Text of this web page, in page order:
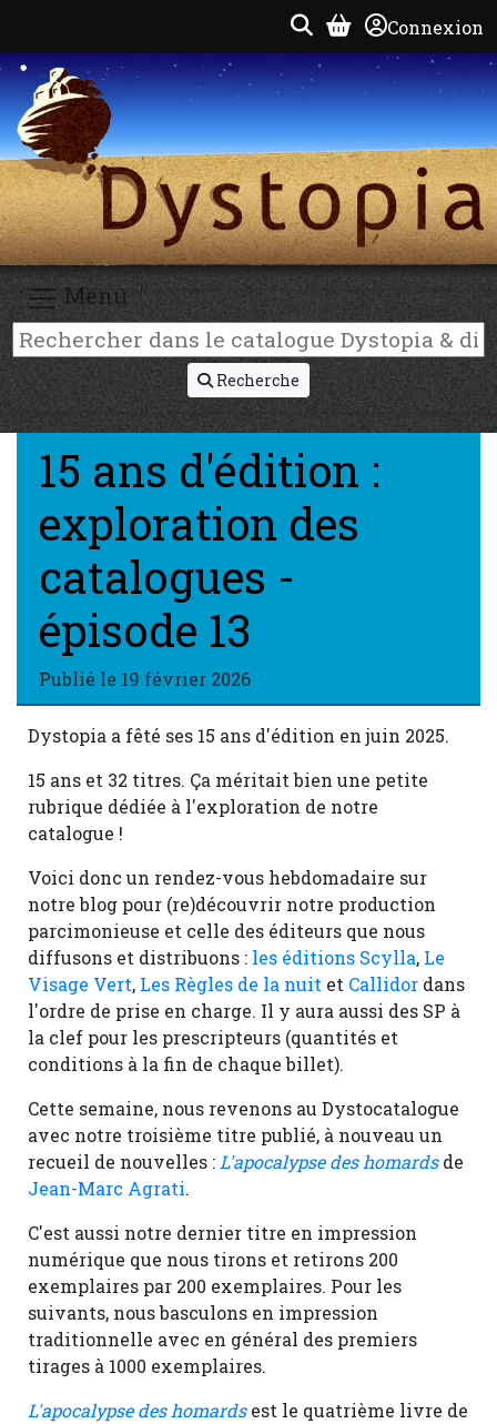
Connexion
Menu
Recherche
15 ans d'édition :
exploration des
catalogues -
épisode 13
Publié le 19 février 2026
Dystopia a fêté ses 15 ans d'édition en juin 2025.
15 ans et 32 titres. Ça méritait bien une petite
rubrique dédiée à l'exploration de notre
catalogue !
Voici donc un rendez-vous hebdomadaire sur
notre blog pour (re)découvrir notre production
parcimonieuse et celle des éditeurs que nous
diffusons et distribuons : les éditions Scylla, Le
Visage Vert, Les Règles de la nuit et Callidor dans
l'ordre de prise en charge. Il y aura aussi des SP à
la clef pour les prescripteurs (quantités et
conditions à la fin de chaque billet).
Cette semaine, nous revenons au Dystocatalogue
avec notre troisième titre publié, à nouveau un
recueil de nouvelles :L'apocalypse des homardsde
Jean-Marc Agrati.
C'est aussi notre dernier titre en impression
numérique que nous tirons et retirons 200
exemplaires par 200 exemplaires. Pour les
suivants, nous basculons en impression
traditionnelle avec en général des premiers
tirages à 1000 exemplaires.
L'apocalypse des homards est le quatrième livre de